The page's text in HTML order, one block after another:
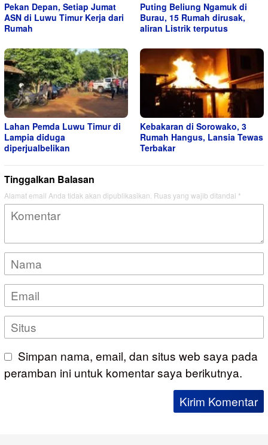
Pekan Depan, Setiap Jumat
ASN di Luwu Timur Kerja dari
Rumah
Puting Beliung Ngamuk di
Burau, 15 Rumah dirusak,
aliran Listrik terputus
Lahan Pemda Luwu Timur di
Lampia diduga
diperjualbelikan
Kebakaran di Sorowako, 3
Rumah Hangus, Lansia Tewas
Terbakar
Tinggalkan Balasan
Alamat email Anda tidak akan dipublikasikan. Ruas yang wajib ditandai *
Simpan nama, email, dan situs web saya pada
peramban ini untuk komentar saya berikutnya.